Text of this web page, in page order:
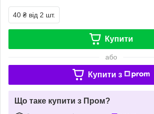
40 ₴ від 2 шт.
Купити
або
Купити з
Що таке купити з Пром?